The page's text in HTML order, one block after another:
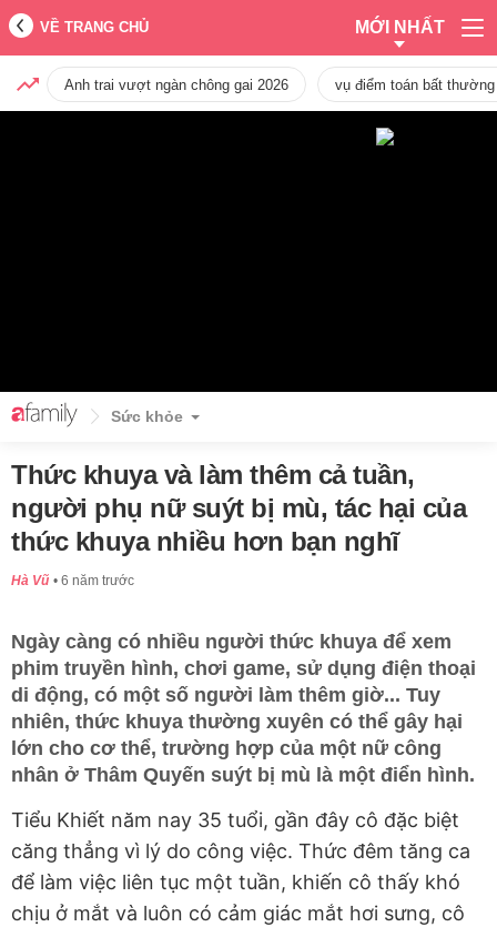
VỀ TRANG CHỦ MỚI NHẤT
Anh trai vượt ngàn chông gai 2026 vụ điểm toán bất
Sức khỏe
Thức khuya và làm thêm cả tuần,
người phụ nữ suýt bị mù, tác hại của
thức khuya nhiều hơn bạn nghĩ
Hà Vũ 6 năm trước
Ngày càng có nhiều người thức khuya để xem
phim truyền hình, chơi game, sử dụng điện thoại
di động, có một số người làm thêm giờ... Tuy
nhiên, thức khuya thường xuyên có thể gây hại
lớn cho cơ thể, trường hợp của một nữ công
nhân ở Thâm Quyến suýt bị mù là một điển hình.
Tiểu Khiết năm nay 35 tuổi, gần đây cô đặc biệt
căng thẳng vì lý do công việc. Thức đêm tăng ca
để làm việc liên tục một tuần, khiến cô thấy khó
chịu ở mắt và luôn có cảm giác mắt hơi sưng, cô